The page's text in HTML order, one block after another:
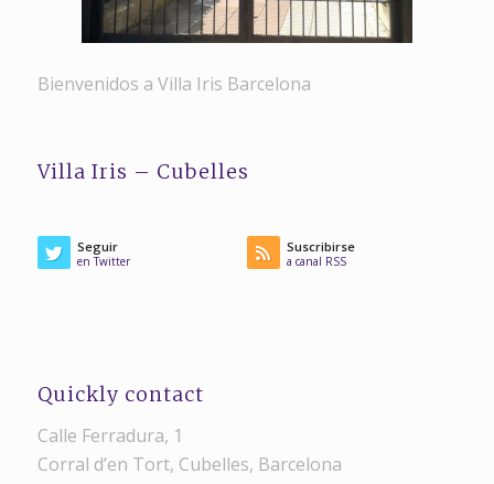
Bienvenidos a Villa Iris Barcelona
Villa Iris – Cubelles
Seguir
en Twitter
Suscribirse
a canal RSS
Quickly contact
Calle Ferradura, 1
Corral d’en Tort, Cubelles, Barcelona